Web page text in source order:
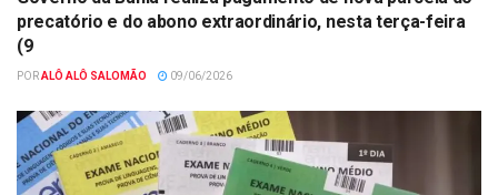
precatório e do abono extraordinário, nesta terça-feira
(9
PORALÔ ALÔ SALOMÃO 09/06/2026